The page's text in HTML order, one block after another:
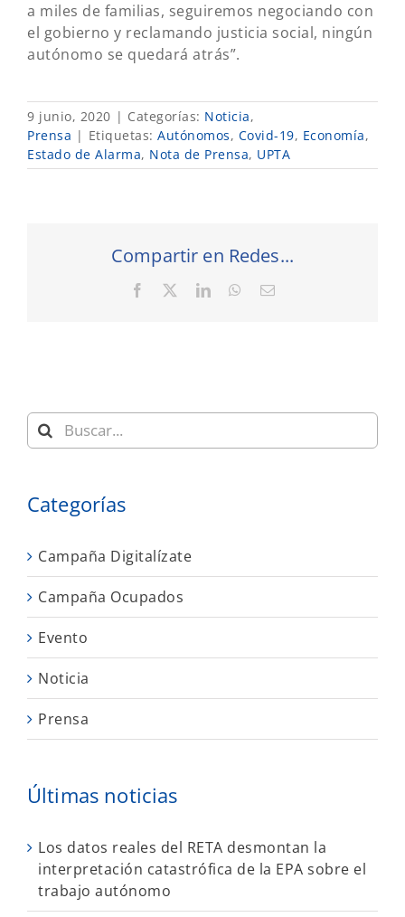
a miles de familias, seguiremos negociando con
el gobierno y reclamando justicia social, ningún
autónomo se quedará atrás”.
9 junio, 2020 | Categorías: Noticia,
Prensa | Etiquetas: Autónomos, Covid-19, Economía,
Estado de Alarma, Nota de Prensa, UPTA
Compartir en Redes...
Facebook LinkedInWhatsApp
Correo
Buscar:
Categorías
Campaña Digitalízate
Campaña Ocupados
Evento
Noticia
Prensa
Últimas noticias
Los datos reales del RETA desmontan la
interpretación catastrófica de la EPA sobre el
trabajo autónomo